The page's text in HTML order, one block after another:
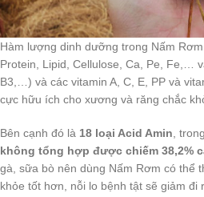
Hàm lượng dinh dưỡng trong Nấm
Protein, Lipid, Cellulose, Ca, Pe, Fe,…
B3,…) và các vitamin A, C, E, PP và
cực hữu ích cho xương và răng chắc
Bên cạnh đó là 18 loại Acid Amin,
không tổng hợp được chiếm 38,2%
gà, sữa bò nên dùng Nấm Rơm có thể
khỏe tốt hơn, nỗi lo bệnh tật sẽ giảm đi